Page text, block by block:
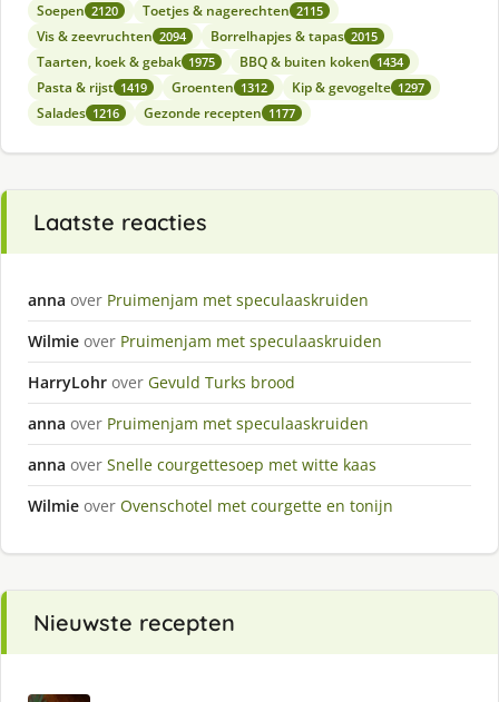
Soepen 2120 Toetjes & nagerechten 2115
Vis & zeevruchten 2094 Borrelhapjes & tapas 2015
Taarten, koek & gebak 1975 BBQ & buiten koken 1434
Pasta & rijst 1419 Groenten 1312 Kip & gevogelte 1297
Salades 1216 Gezonde recepten 1177
Laatste reacties
anna over Pruimenjam met speculaaskruiden
Wilmie over Pruimenjam met speculaaskruiden
HarryLohr over Gevuld Turks brood
anna over Pruimenjam met speculaaskruiden
anna over Snelle courgettesoep met witte kaas
Wilmie over Ovenschotel met courgette en tonijn
Nieuwste recepten